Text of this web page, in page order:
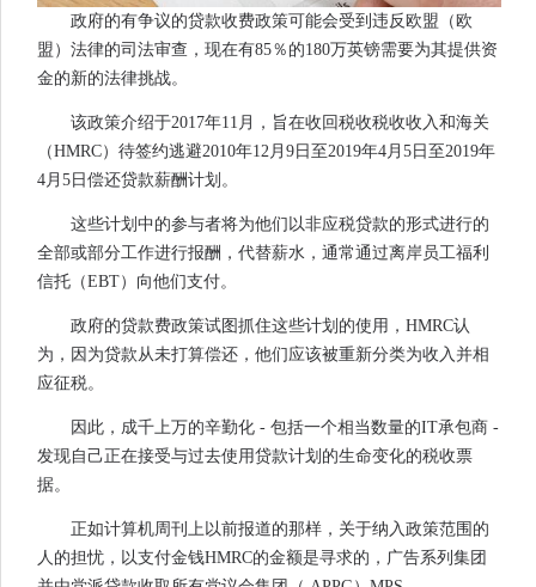
政府的有争议的贷款收费政策可能会受到违反欧盟（欧
盟）法律的司法审查，现在有85％的180万英镑需要为其提供资
金的新的法律挑战。
该政策介绍于2017年11月，旨在收回税收税收收入和海关
（HMRC）待签约逃避2010年12月9日至2019年4月5日至2019年
4月5日偿还贷款薪酬计划。
这些计划中的参与者将为他们以非应税贷款的形式进行的
全部或部分工作进行报酬，代替薪水，通常通过离岸员工福利
信托（EBT）向他们支付。
政府的贷款费政策试图抓住这些计划的使用，HMRC认
为，因为贷款从未打算偿还，他们应该被重新分类为收入并相
应征税。
因此，成千上万的辛勤化 - 包括一个相当数量的IT承包商 -
发现自己正在接受与过去使用贷款计划的生命变化的税收票
据。
正如计算机周刊上以前报道的那样，关于纳入政策范围的
人的担忧，以支付金钱HMRC的金额是寻求的，广告系列集团